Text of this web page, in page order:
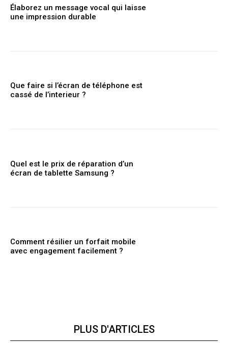
Élaborez un message vocal qui laisse
une impression durable
Que faire si l’écran de téléphone est
cassé de l’interieur ?
Quel est le prix de réparation d’un
écran de tablette Samsung ?
Comment résilier un forfait mobile
avec engagement facilement ?
PLUS D'ARTICLES